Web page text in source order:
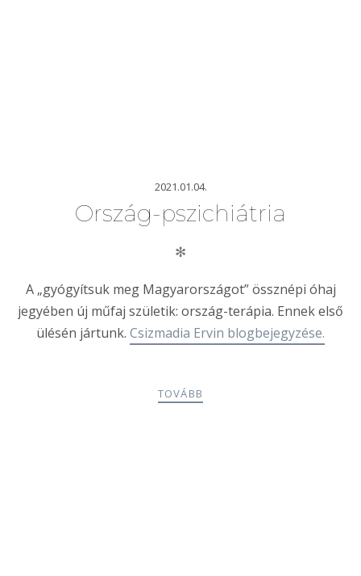
2021.01.04.
Ország-pszichiátria
✻
A „gyógyítsuk meg Magyarországot” össznépi óhaj
jegyében új műfaj születik: ország-terápia. Ennek első
ülésén jártunk. Csizmadia Ervin blogbejegyzése.
TOVÁBB